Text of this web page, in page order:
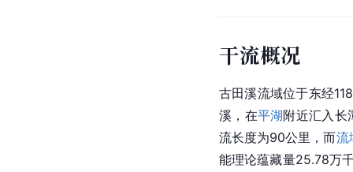
干流概况
古田溪流域位于东经
溪，在平湖附近汇入长
流长度为90公里，而流
能理论蕴藏量25.78万